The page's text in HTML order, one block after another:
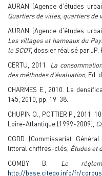
AURAN (Agence d’études
Quartiers de villes, quartiers de
AURAN (Agence d’études
Les villages et hameaux du
le SCOT, dossier réalisé par JP.
CERTU, 2011. La
des méthodes d’évaluation, Ed.
CHARMES E., 2010. La
145, 2010, pp. 19-38.
CHUPIN O., POTTIER P., 2011.
Loire-Atlantique (1999-2009),
CGDD (Commissariat
littoral chiffres-clés, Études et
COMBY B. Le
http://base.citego.info/fr/